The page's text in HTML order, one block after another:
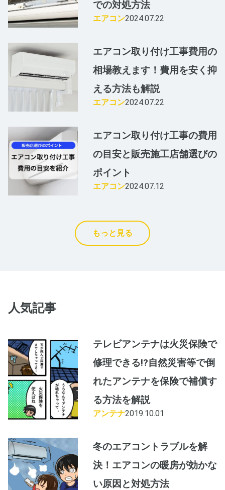
での対処方法
エアコン2024.07.22
エアコン取り付け工事費用の
相場教えます！費用を安く抑
える方法も解説
エアコン2024.07.22
エアコン取り付け工事の費用
の目安と販売施工店舗選びの
ポイント
エアコン2024.07.12
もっと見る
人気記事
テレビアンテナは火災保険で
修理できる!?自然災害等で倒
れたアンテナを保険で補償す
る方法を解説
アンテナ2019.10.01
冬のエアコントラブルを解
決！エアコンの暖房が効かな
い原因と対処方法